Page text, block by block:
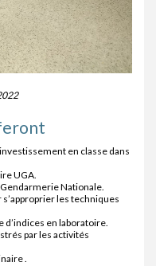
en classe dans
UGA.
Nationale.
les techniques
d’indices en laboratoire.
par les activités
.